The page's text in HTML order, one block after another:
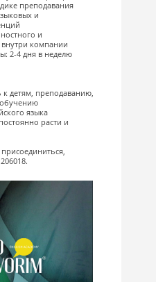
преподавания
и
и
компании
2-4 дня в неделю
к детям, преподаванию,
языка
расти и